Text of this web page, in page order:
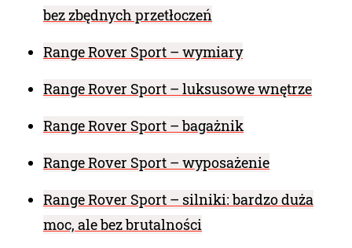
bez zbędnych przetłoczeń
Range Rover Sport – wymiary
Range Rover Sport – luksusowe wnętrze
Range Rover Sport – bagażnik
Range Rover Sport – wyposażenie
Range Rover Sport – silniki: bardzo duża
moc, ale bez brutalności